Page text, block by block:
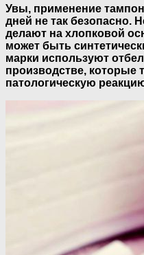
Увы, применение
дней не так безопасно.
делают на хлопковой
может быть
марки используют
производстве,
патологическую